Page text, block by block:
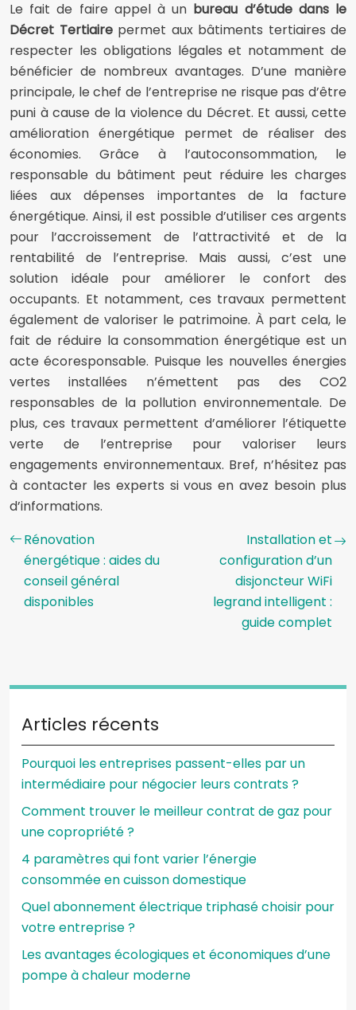
Le fait de faire appel à un bureau d’étude dans le
Décret Tertiairepermet aux bâtiments tertiaires de
respecter les obligations légales et notamment de
bénéficier de nombreux avantages. D’une manière
principale, le chef de l’entreprise ne risque pas d’être
puni à cause de la violence du Décret. Et aussi, cette
amélioration énergétique permet de réaliser des
économies. Grâce à l’autoconsommation, le
responsable du bâtiment peut réduire les charges
liées aux dépenses importantes de la facture
énergétique. Ainsi, il est possible d’utiliser ces argents
pour l’accroissement de l’attractivité et de la
rentabilité de l’entreprise. Mais aussi, c’est une
solution idéale pour améliorer le confort des
occupants. Et notamment, ces travaux permettent
également de valoriser le patrimoine. À part cela, le
fait de réduire la consommation énergétique est un
acte écoresponsable. Puisque les nouvelles énergies
vertes installées n’émettent pas des CO2
responsables de la pollution environnementale. De
plus, ces travaux permettent d’améliorer l’étiquette
verte de l’entreprise pour valoriser leurs
engagements environnementaux. Bref, n’hésitez pas
à contacter les experts si vous en avez besoin plus
d’informations.
Rénovation
énergétique : aides du
conseil général
disponibles
Installation et
configuration d’un
disjoncteur WiFi
legrand intelligent :
guide complet
Articles récents
Pourquoi les entreprises passent-elles par un
intermédiaire pour négocier leurs contrats ?
Comment trouver le meilleur contrat de gaz pour
une copropriété ?
4 paramètres qui font varier l’énergie
consommée en cuisson domestique
Quel abonnement électrique triphasé choisir pour
votre entreprise ?
Les avantages écologiques et économiques d’une
pompe à chaleur moderne